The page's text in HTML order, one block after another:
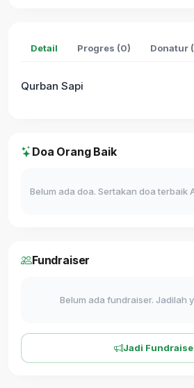
Detail Progres (0) Donatur
Qurban Sapi
Doa Orang Baik
Belum ada doa. Sertakan doa terbaik
Fundraiser
Belum ada fundraiser. Jadilah
Jadi